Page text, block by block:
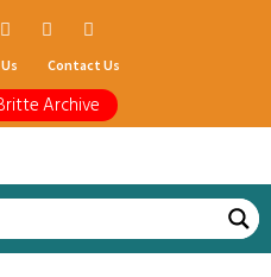
Contact Us
Archive